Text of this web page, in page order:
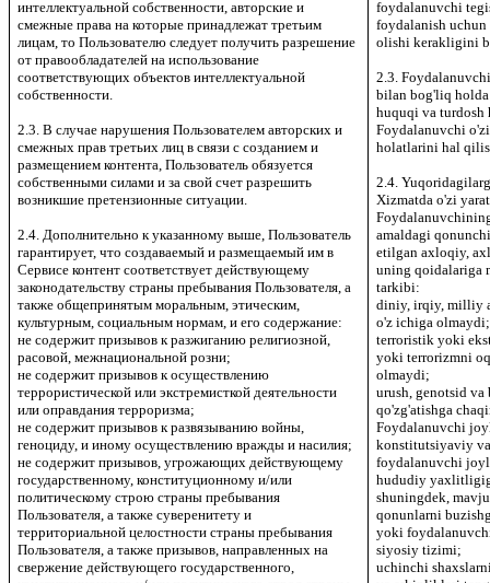
интеллектуальной собственности, авторские и
смежные права на которые принадлежат третьим
лицам, то Пользователю следует получить разрешение
от правообладателей на использование
соответствующих объектов интеллектуальной
собственности.
2.3. В случае нарушения Пользователем авторских и
смежных прав третьих лиц в связи с созданием и
размещением контента, Пользователь обязуется
собственными силами и за свой счет разрешить
возникшие претензионные ситуации.
2.4. Дополнительно к указанному выше, Пользователь
гарантирует, что создаваемый и размещаемый им в
Сервисе контент соответствует действующему
законодательству страны пребывания Пользователя, а
также общепринятым моральным, этическим,
культурным, социальным нормам, и его содержание:
не содержит призывов к разжиганию религиозной,
расовой, межнациональной розни;
не содержит призывов к осуществлению
террористической или экстремисткой деятельности
или оправдания терроризма;
не содержит призывов к развязыванию войны,
геноциду, и иному осуществлению вражды и насилия;
не содержит призывов, угрожающих действующему
государственному, конституционному и/или
политическому строю страны пребывания
Пользователя, а также суверенитету и
территориальной целостности страны пребывания
Пользователя, а также призывов, направленных на
свержение действующего государственного,
foydalanuvchi
foydalanish
olishi kerakligini
2.3.
bilan bog'liq
huquqi va turdosh
Foydalanuvchi
holatlarini hal
2.4.
Xizmatda o'zi
amaldagi
etilgan axloqiy,
uning qoidalariga
tarkibi:
diniy, irqiy, milliy
o'z ichiga olmaydi;
terroristik yoki
yoki terrorizmni
olmaydi;
urush, genotsid
qo'zg'atishga
Foydalanuvchi
konstitutsiyaviy
foydalanuvchi
hududiy
shuningdek,
qonunlarni
yoki
siyosiy tizimi;
uchinchi